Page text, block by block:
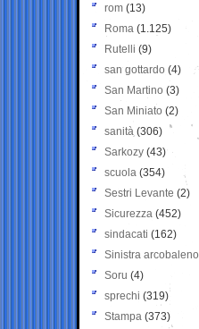
rom (13)
Roma (1.125)
Rutelli (9)
san gottardo (4)
San Martino (3)
San Miniato (2)
sanità (306)
Sarkozy (43)
scuola (354)
Sestri Levante (2)
Sicurezza (452)
sindacati (162)
Sinistra arcobaleno
Soru (4)
sprechi (319)
Stampa (373)